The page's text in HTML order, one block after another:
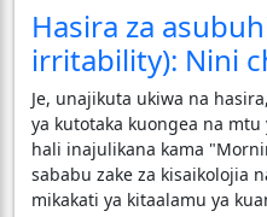
Hasira za
irritability): Nini
​Je, unajikuta ukiwa na
ya kutotaka kuongea na mtu
hali inajulikana kama
sababu zake za kisaikolojia
mikakati ya kitaalamu ya